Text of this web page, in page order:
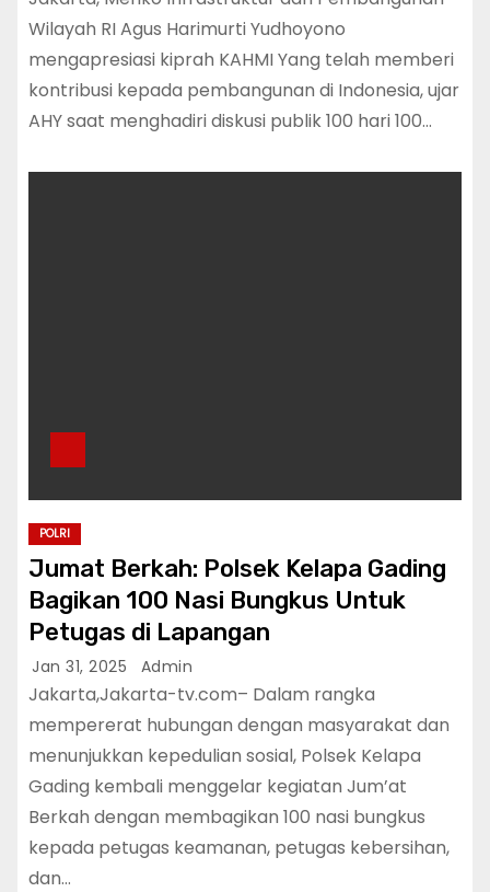
Wilayah RI Agus Harimurti Yudhoyono
mengapresiasi kiprah KAHMI Yang telah memberi
kontribusi kepada pembangunan di Indonesia, ujar
AHY saat menghadiri diskusi publik 100 hari 100…
POLRI
Jumat Berkah: Polsek Kelapa Gading
Bagikan 100 Nasi Bungkus Untuk
Petugas di Lapangan
Jan 31, 2025 Admin
Jakarta,Jakarta-tv.com– Dalam rangka
mempererat hubungan dengan masyarakat dan
menunjukkan kepedulian sosial, Polsek Kelapa
Gading kembali menggelar kegiatan Jum’at
Berkah dengan membagikan 100 nasi bungkus
kepada petugas keamanan, petugas kebersihan,
dan…